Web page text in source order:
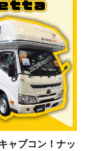
ャブコン！ナッ